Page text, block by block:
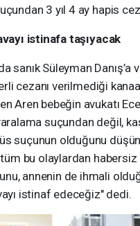
3 yıl 4 ay hapis
istinafa taşıyacak
sanık Süleyman Danış’a
cezanı verilmediği
Aren bebeğin avukatı
suçundan değil,
suçunun olduğunu
tüm bu olaylardan
annenin de ihmali
istinaf edeceğiz" dedi.